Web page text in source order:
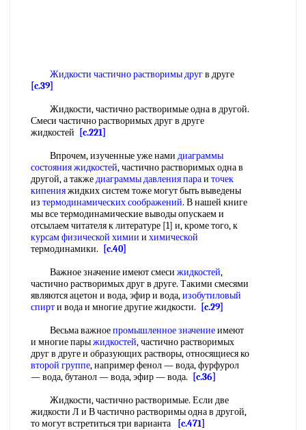
Жидкости частично растворимы другв друге
[c.39]
Жидкости, частично растворимые одна в другой.
Смеси частично растворимых друг в друге
жидкостей
[c.221]
Впрочем, изученные уже нами диаграммы
состоянияжидкостей, частично растворимых одна в
другой, а такжедиаграммы давления параи точек
кипенияжидких систем тоже могут быть выведены
из термодинамических соображений. В нашей книге
мы все термодинамические выводы опускаем и
отсылаем читателя к литературе [1] и, кроме того, к
курсам физической химии и химической
термодинамики.
[c.40]
Важное значение имеют смеси жидкостей,
частично растворимых друг в друге. Такими смесями
являются ацетон и вода, эфир и вода,изобутиловый
спирти вода и многие другие жидкости.
[c.29]
Весьма важноепромышленное значениеимеют
и многие парыжидкостей, частично растворимых
друг в друге и образующих растворы, относящиеся ко
второй группе, например фенол — вода, фурфурол
— вода, бутанол — вода, эфир — вода.
[c.36]
Жидкости, частично растворимые. Если две
жидкости Л и В частично растворимы одна в другой,
то могут встретиться три варианта
[c.471]